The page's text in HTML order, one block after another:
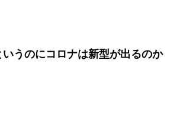
うのにコロナは新型が出るのか